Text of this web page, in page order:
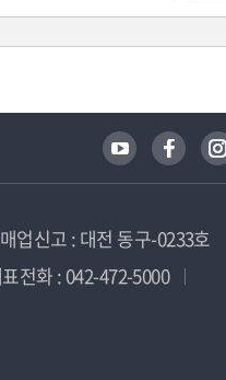
업신고 : 대전 동구-0233호
전화 : 042-472-5000